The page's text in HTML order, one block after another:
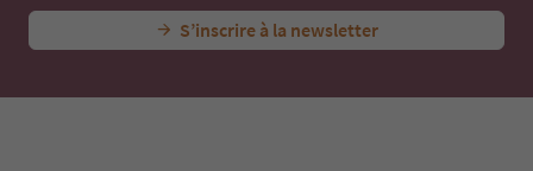
S’inscrire à la newsletter